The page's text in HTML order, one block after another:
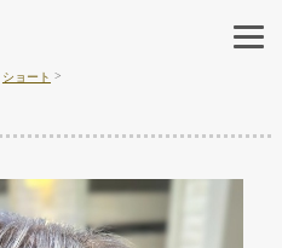
ショート